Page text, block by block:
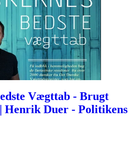
Vægttab - Brugt
Henrik Duer - Politikens